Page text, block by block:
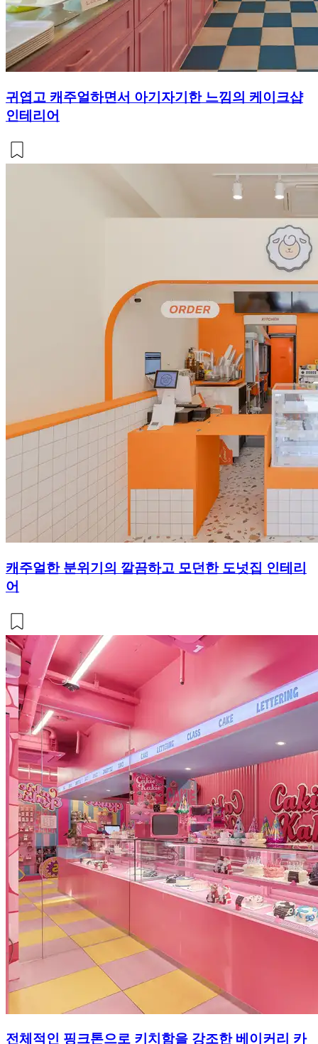
귀엽고 캐주얼하면서 아기자기한 느낌의 케이크샵
인테리어
캐주얼한 분위기의 깔끔하고 모던한 도넛집 인테리
어
전체적인 핑크톤으로 키치함을 강조한 베이커리 카